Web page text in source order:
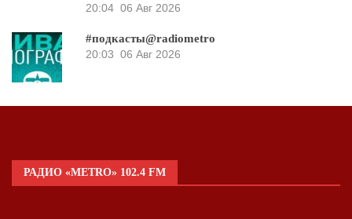
20:04 06 Авг 2026
#подкасты@radiometro
20:03 06 Авг 2026
РАДИО «METRO» 102.4 FM